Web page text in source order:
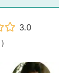
3.0